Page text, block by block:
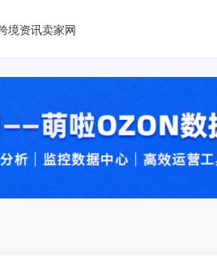
据
据
境资讯卖家网